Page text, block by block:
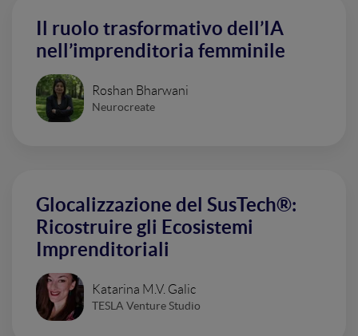
Il ruolo trasformativo dell’IA
nell’imprenditoria femminile
Roshan Bharwani
Neurocreate
Glocalizzazione del SusTech®:
Ricostruire gli Ecosistemi
Imprenditoriali
Katarina M.V. Galic
TESLA Venture Studio